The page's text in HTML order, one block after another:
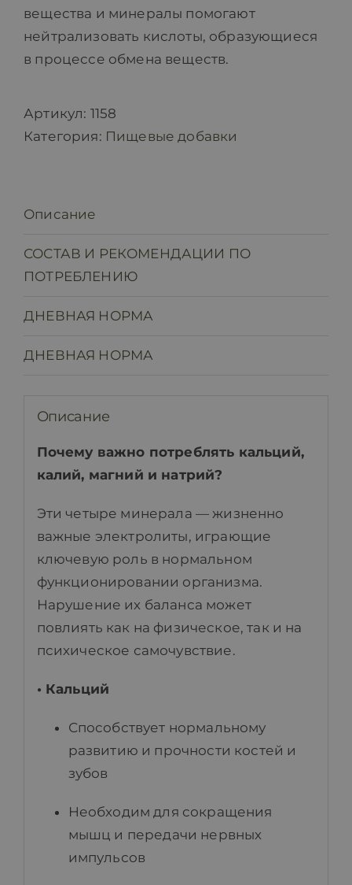
вещества и минералы помогают
нейтрализовать кислоты, образующиеся
в процессе обмена веществ.
Артикул: 1158
Категория: Пищевые добавки
Описание
СОСТАВ И РЕКОМЕНДАЦИИ ПО
ПОТРЕБЛЕНИЮ
ДНЕВНАЯ НОРМА
ДНЕВНАЯ НОРМА
Описание
Почему важно потреблять кальций,
калий, магний и натрий?
Эти четыре минерала — жизненно
важные электролиты, играющие
ключевую роль в нормальном
функционировании организма.
Нарушение их баланса может
повлиять как на физическое, так и на
психическое самочувствие.
• Кальций
Способствует нормальному
развитию и прочности костей и
зубов
Необходим для сокращения
мышц и передачи нервных
импульсов